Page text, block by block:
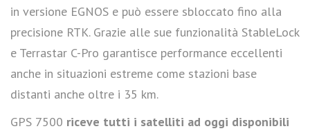
in versione EGNOS e può essere sbloccato fino alla
precisione RTK. Grazie alle sue funzionalità StableLock
e Terrastar C-Pro garantisce performance eccellenti
anche in situazioni estreme come stazioni base
distanti anche oltre i 35 km.
GPS 7500 riceve tutti i satelliti ad oggi disponibili